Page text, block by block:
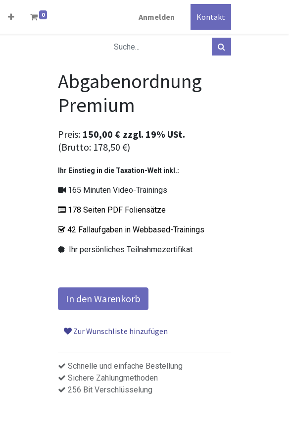
0 Anmelden Kontakt
Abgabenordnung
Premium
Preis: 150,00 € zzgl. 19% USt.
(Brutto: 178,50 €)
Ihr Einstieg in die Taxation-Welt inkl.:
165 Minuten Video-Trainings
178 Seiten PDF Foliensätze
42 Fallaufgaben in Webbased-Trainings
Ihr persönliches Teilnahmezertifikat
In den Warenkorb
Zur Wunschliste hinzufügen
Schnelle und einfache Bestellung
Sichere Zahlungmethoden
256 Bit Verschlüsselung